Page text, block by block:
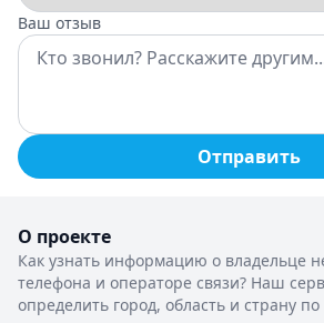
Ваш отзыв
Отправить
О проекте
Как узнать информацию о владельце
телефона и операторе связи? Наш
определить город, область и страну